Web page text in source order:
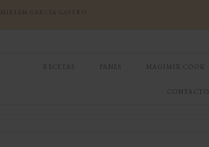
MIRIAM GARCÍA GASTRO
RECETAS PANES MAGIMIX COOK
CONTACTO